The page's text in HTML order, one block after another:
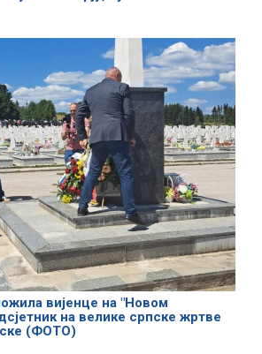
вијенце на "Новом
на велике српске жртве
(ФОТО)